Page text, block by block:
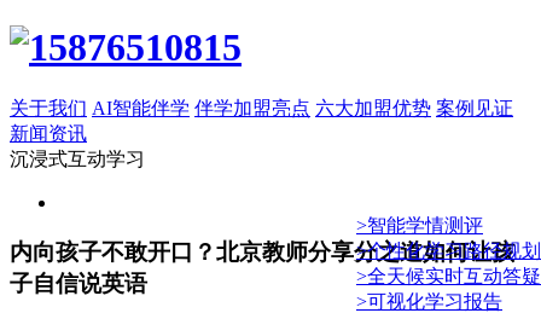
关于我们 AI智能伴学 伴学加盟亮点 六大加盟优势 案例见证
新闻资讯
沉浸式互动学习
>智能学情测评
>个性化学习路径规划
>全天候实时互动答疑
>可视化学习报告
内向孩子不敢开口？北京教师分享分之道如何让孩
子自信说英语